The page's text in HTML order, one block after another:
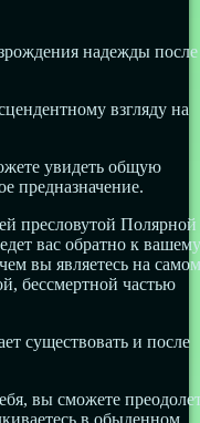
надежды после
взгляду на
увидеть общую
предназначение.
пресловутой Полярной
вас обратно к вашему
вы являетесь на самом
бессмертной частью
существовать и после
вы сможете
в обыденном